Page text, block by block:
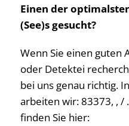
Einen der
(See)s gesucht?
Wenn Sie einen
oder Detektei
bei uns genau richtig.
arbeiten wir: 83373, ,
finden Sie hier: